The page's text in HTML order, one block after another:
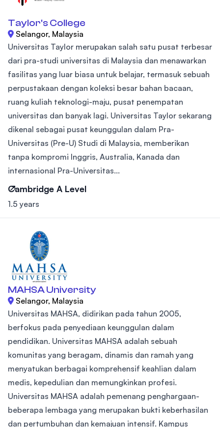
Taylor's College
Selangor, Malaysia
Universitas Taylor merupakan salah satu pusat terbesar
dari pra-studi universitas di Malaysia dan menawarkan
fasilitas yang luar biasa untuk belajar, termasuk sebuah
perpustakaan dengan koleksi besar bahan bacaan,
ruang kuliah teknologi-maju, pusat penempatan
universitas dan banyak lagi. Universitas Taylor sekarang
dikenal sebagai pusat keunggulan dalam Pra-
Universitas (Pre-U) Studi di Malaysia, memberikan
tanpa kompromi Inggris, Australia, Kanada dan
internasional Pra-Universitas...
Cambridge A Level
1.5 years
MAHSA University
Selangor, Malaysia
Universitas MAHSA, didirikan pada tahun 2005,
berfokus pada penyediaan keunggulan dalam
pendidikan. Universitas MAHSA adalah sebuah
komunitas yang beragam, dinamis dan ramah yang
menyatukan berbagai komprehensif keahlian dalam
medis, kepedulian dan memungkinkan profesi.
Universitas MAHSA adalah pemenang penghargaan-
beberapa lembaga yang merupakan bukti keberhasilan
dan pertumbuhan dan kemajuan intensif. Kampus